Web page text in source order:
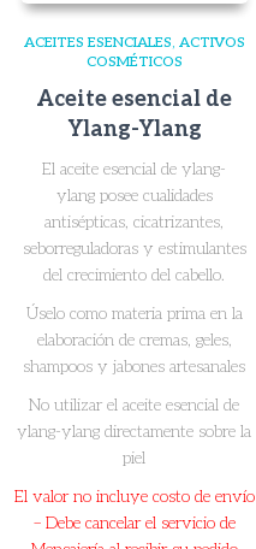
ACEITES ESENCIALES ACTIVOS
COSMÉTICOS
Aceite esencial de
Ylang-Ylang
El aceite esencial de ylang-
ylangposee cualidades
antisépticas, cicatrizantes,
seborreguladoras y estimulantes
del crecimiento del cabello.
Úselo como materia prima en la
elaboración de cremas, geles,
shampoos y jabones artesanales
No utilizar el aceite esencial de
ylang-ylang directamente sobre la
piel
El valor no incluye costo de envío
– Debe cancelar el servicio de